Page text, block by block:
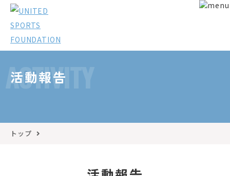
ACTIVITY
活動報告
トップ